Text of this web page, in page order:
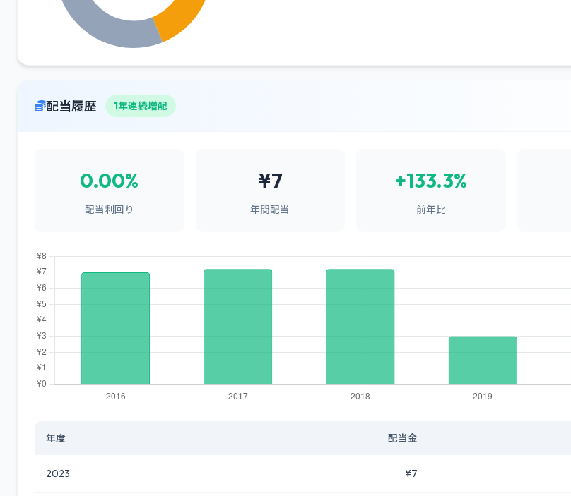
配当履歴 1年連続増配
0.00%
配当利回り
¥7
年間配当
+133.3%
前年比
年度 配当金
2023 ¥7